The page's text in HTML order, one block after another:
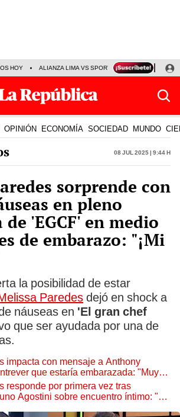
HOY ALIANZA LIMA VS SPORT BOYS JORGE
OPINIÓN ECONOMÍA SOCIEDAD MUNDO
08 Jul 2025 | 9:44 h
sorprende con
en pleno
'EGCF' en medio
de embarazo: "¡Mi
la posibilidad de estar
Paredes dejó en shock a
náuseas en 'El gran chef
que ser ayudada por una de
impacta con mensaje a Anthony
que estaría embarazada: "Muy
fruto"
responde por primera vez tras
Agostini sobre encuentro íntimo: "Es